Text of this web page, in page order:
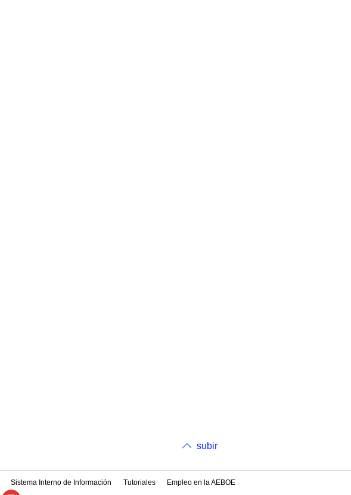
subir
Sistema Interno de Información Tutoriales Empleo en la AEBOE